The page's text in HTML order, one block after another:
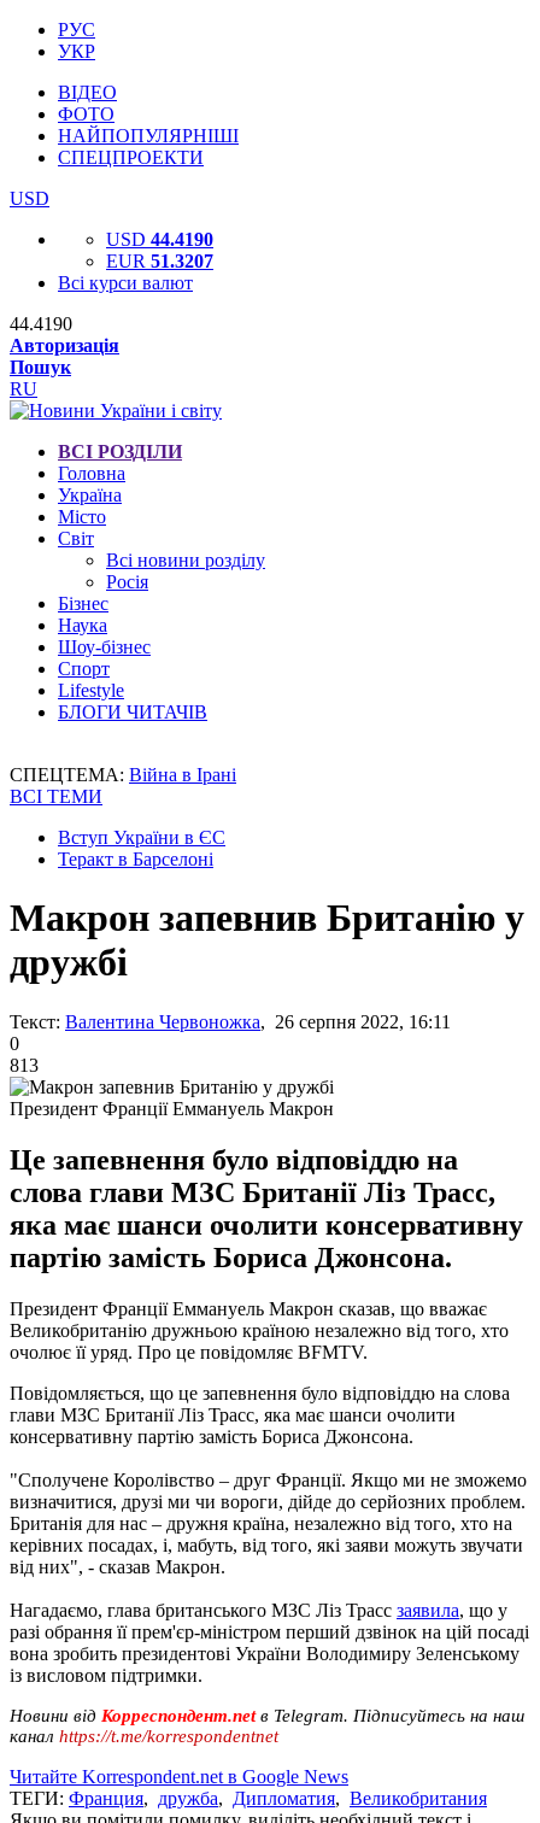
РУС
УКР
ВІДЕО
ФОТО
НАЙПОПУЛЯРНІШІ
СПЕЦПРОЕКТИ
USD
USD 44.4190
EUR 51.3207
Всі курси валют
44.4190
Авторизація
Пошук
RU
ВСІ РОЗДІЛИ
Головна
Україна
Місто
Світ
Всі новини розділу
Росія
Бізнес
Наука
Шоу-бізнес
Спорт
Lifestyle
БЛОГИ ЧИТАЧІВ
СПЕЦТЕМА: Війна в Ірані
ВСІ ТЕМИ
Вступ України в ЄС
Теракт в Барселоні
Макрон запевнив Британію у
дружбі
Текст: Валентина Червоножка, 26 серпня 2022, 16:11
0
813
Президент Франції Еммануель Макрон
Це запевнення було відповіддю на
слова глави МЗС Британії Ліз Трасс,
яка має шанси очолити консервативну
партію замість Бориса Джонсона.
Президент Франції Еммануель Макрон сказав, що вважає
Великобританію дружньою країною незалежно від того, хто
очолює її уряд. Про це повідомляє BFMTV.
Повідомляється, що це запевнення було відповіддю на слова
глави МЗС Британії Ліз Трасс, яка має шанси очолити
консервативну партію замість Бориса Джонсона.
"Сполучене Королівство – друг Франції. Якщо ми не зможемо
визначитися, друзі ми чи вороги, дійде до серйозних проблем.
Британія для нас – дружня країна, незалежно від того, хто на
керівних посадах, і, мабуть, від того, які заяви можуть звучати
від них", - сказав Макрон.
Нагадаємо, глава британського МЗС Ліз Трасс заявила, що у
разі обрання її прем'єр-міністром перший дзвінок на цій посаді
вона зробить президентові України Володимиру Зеленському
із висловом підтримки.
Новини від Корреспондент.netв Telegram. Підписуйтесь на наш
канал https://t.me/korrespondentnet
Читайте Korrespondent.net в Google News
ТЕГИ: Франция, дружба, Дипломатия, Великобритания